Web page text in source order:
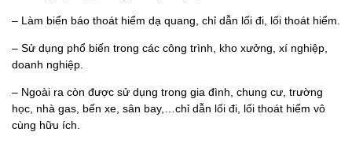
– Làm biển báo thoát hiểm dạ quang, chỉ dẫn lối đi, lối thoát hiểm.
– Sử dụng phổ biến trong các công trình, kho xưởng, xí nghiệp,
doanh nghiệp.
– Ngoài ra còn được sử dụng trong gia đình, chung cư, trường
học, nhà gas, bến xe, sân bay,…chỉ dẫn lối đi, lối thoát hiểm vô
cùng hữu ích.